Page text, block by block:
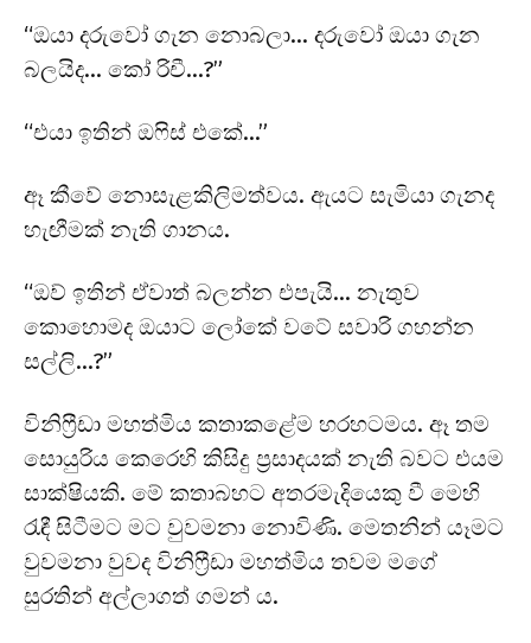
“ඔයා දරුවෝ ගැන නොබලා… දරුවෝ ඔයා ගැන
බලයිද… කෝ රිචී…?”
“එයා ඉතින් ඔෆිස් එකේ…”
ඈ කීවේ නොසැළකිලිමත්වය. ඇයට සැමියා ගැනද
හැඟීමක් නැති ගානය.
“ඔව් ඉතින් ඒවාත් බලන්න එපැයි… නැතුව
කොහොමද ඔයාට ලෝකේ වටේ සවාරි ගහන්න
සල්ලි…?”
විනිෆ්‍රීඩා මහත්මිය කතාකළේම හරහටමය. ඈ තම
සොයුරිය කෙරෙහි කිසිදු ප්‍රසාදයක් නැති බවට එයම
සාක්ෂියකි. මේ කතාබහට අතරමැදියෙකු වී මෙහි
රැඳී සිටීමට මට වුවමනා නොවිණි. මෙතනින් යෑමට
වුවමනා වුවද විනිෆ්‍රීඩා මහත්මිය තවම මගේ
සුරතින් අල්ලාගත් ගමන් ය.